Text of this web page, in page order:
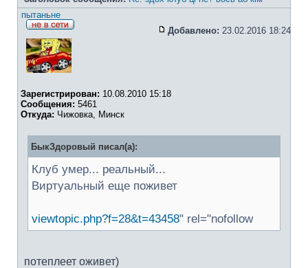
пытаньне
Добавлено: 23.02.2016 18:24
Зарегистрирован: 10.08.2010 15:18
Сообщения: 5461
Откуда: Чижовка, Минск
БыкЗдоровый писал(а):
Клуб умер... реальный...
Виртуальный еще поживет
viewtopic.php?f=28&t=43458" rel="nofollow
потеплеет оживет)